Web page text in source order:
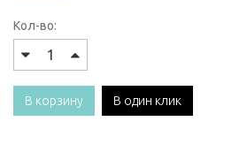
Кол-во:
В корзину В один клик